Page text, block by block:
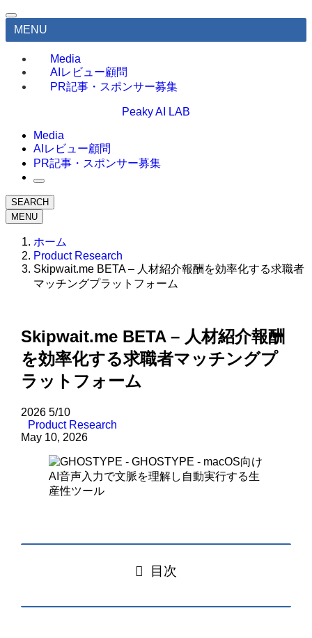
MENU
Media
AIレビュー顧問
PR記事・スポンサー募集
Peaky AI LAB
Media
AIレビュー顧問
PR記事・スポンサー募集
SEARCH
MENU
ホーム
Product Research
Skipwait.me BETA – 人材紹介報酬を効率化する求職者
マッチングプラットフォーム
Skipwait.me BETA – 人材紹介報酬
を効率化する求職者マッチングプ
ラットフォーム
2026 5/10
Product Research
May 10, 2026
目次